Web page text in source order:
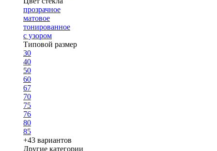
прозрачное
матовое
тонированное
с узором
Типовой размер
30
40
50
60
67
70
75
76
80
85
+43 вариантов
Другие категории